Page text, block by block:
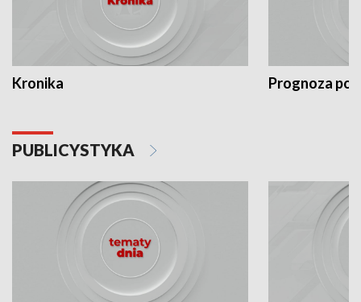
Kronika Prognoza
PUBLICYSTYKA